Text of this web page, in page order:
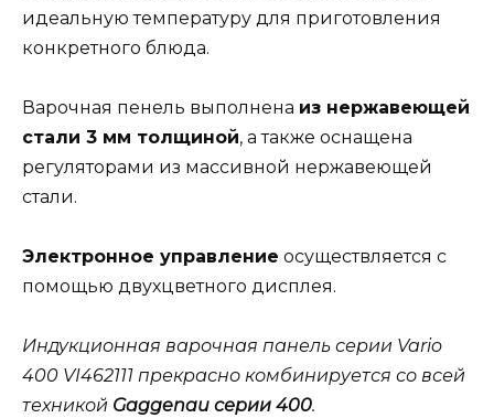
идеальную температуру для приготовления
конкретного блюда.
Варочная пенель выполнена из нержавеющей
стали 3 мм толщиной, а также оснащена
регуляторами из массивной нержавеющей
стали.
Электронное управление осуществляется с
помощью двухцветного дисплея.
Индукционная варочная панель серии Vario
400 VI462111 прекрасно комбинируется со всей
техникой Gaggenau серии 400.